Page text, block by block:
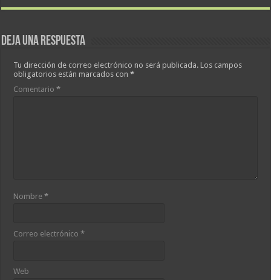
Deja una respuesta
Tu dirección de correo electrónico no será publicada. Los campos
obligatorios están marcados con*
Comentario*
Nombre*
Correo electrónico*
Web